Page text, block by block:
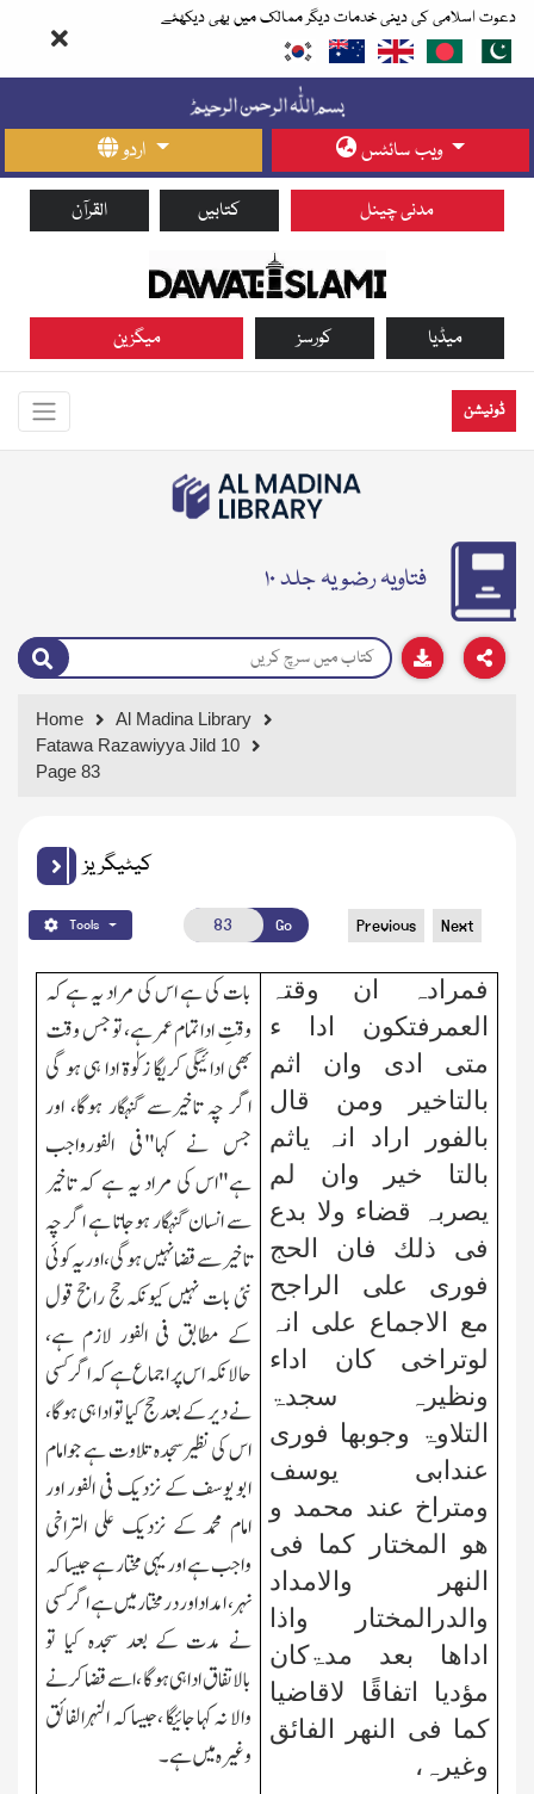
دعوت اسلامی کی دینی خدمات دیگر ممالک میں بھی دیکھئے
اردو ویب سائٹس
القرآن کتابیں مدنی چینل
میگزین کورسز میڈیا
ڈونیشن
فتاویہ رضویہ جلد ۱۰
Home
Al Madina Library
Fatawa Razawiyya Jild 10
Page 83
کیٹیگریز
Tools Go Previous Next
فمرادہ ان وقتہ
العمرفتکون ادا ء
متی ادی وان اثم
بالتاخیر ومن قال
بالفور اراد انہ یاثم
بالتا خیر وان لم
یصربہ قضاء ولا بدع
فی ذلك فان الحج
فوری علی الراجح
مع الاجماع علی انہ
لوتراخی کان اداء
ونظیرہ سجدۃ
التلاوۃ وجوبھا فوری
عندابی یوسف
ومتراخ عند محمد و
ھو المختار کما فی
النھر والامداد
والدرالمختار واذا
اداھا بعد مدۃکان
مؤدیا اتفاقًا لاقاضیا
کما فی النھر الفائق
وغیرہ،
بات کی ہے اس کی مراد یہ ہے کہ
وقتِ ادا تمام عمر ہے، تو جس وقت
بھی ادائیگی کریگا زکوٰۃ ادا ہی ہو گی
اگر چہ تاخیرسے گنہگار ہوگا، اور
جس نے کہا"فی الفورواجب
ہے"اس کی مراد یہ ہے کہ تاخیر
سے انسان گنہگار ہوجاتا ہے اگر چہ
تاخیر سے قضا نہیں ہوگی، اور یہ کوئی
نئی بات نہیں کیونکہ حج راجح قول
کے مطابق فی الفور لازم ہے،
حالانکہ اس پر اجماع ہے کہ اگر کسی
نے دیر کے بعد حج کیا تو ادا ہی ہوگا،
اس کی نظیرسجدہ تلاوت ہے جوامام
ابو یوسف کے نزدیك فی الفور اور
امام محمد کے نزدیك علی التراخی
واجب ہے اور یہی مختار ہے جیسا کہ
نہر ، امداد اور درمختار میں ہے اگر کسی
نے مدت کے بعد سجدہ کیا تو
بالاتفاق ادا ہی ہوگا ،اسے قضا کرنے
والا نہ کہا جائیگا ،جیسا کہ النہرالفائق
وغیرہ میں ہے ۔